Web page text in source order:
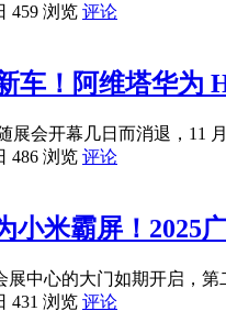
459 浏览 评论
车！阿维塔华为
展会开幕几日而消退，11
486 浏览 评论
小米霸屏！2025
展中心的大门如期开启，
431 浏览 评论